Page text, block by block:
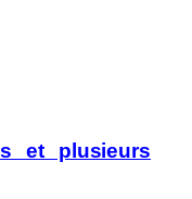
et plusieurs